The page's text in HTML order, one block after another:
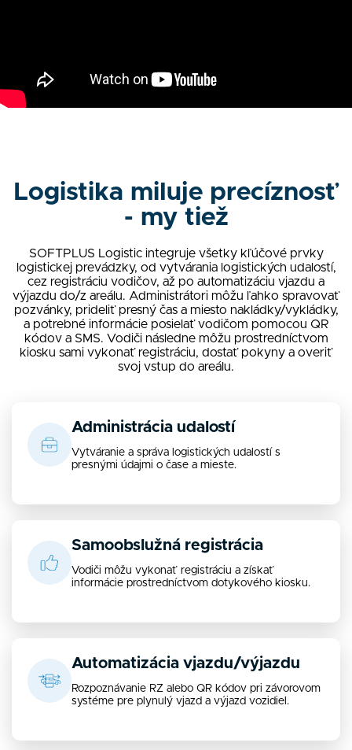
Logistika miluje precíznosť
- my tiež
SOFTPLUS Logistic integruje všetky kľúčové prvky
logistickej prevádzky, od vytvárania logistických udalostí,
cez registráciu vodičov, až po automatizáciu vjazdu a
výjazdu do/z areálu. Administrátori môžu ľahko spravovať
pozvánky, prideliť presný čas a miesto nakládky/vykládky,
a potrebné informácie posielať vodičom pomocou QR
kódov a SMS. Vodiči následne môžu prostredníctvom
kiosku sami vykonať registráciu, dostať pokyny a overiť
svoj vstup do areálu.
Administrácia udalostí
Vytváranie a správa logistických udalostí s
presnými údajmi o čase a mieste.
Samoobslužná registrácia
Vodiči môžu vykonať registráciu a získať
informácie prostredníctvom dotykového kiosku.
Automatizácia vjazdu/výjazdu
Rozpoznávanie RZ alebo QR kódov pri závorovom
systéme pre plynulý vjazd a výjazd vozidiel.